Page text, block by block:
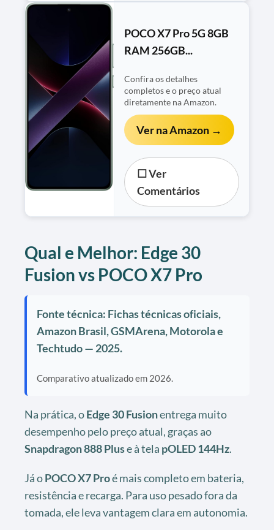
POCO X7 Pro 5G 8GB
RAM 256GB...
Confira os detalhes
completos e o preço atual
diretamente na Amazon.
Ver na Amazon →
☐ Ver
Comentários
Qual e Melhor: Edge 30
Fusion vs POCO X7 Pro
Fonte técnica: Fichas técnicas oficiais,
Amazon Brasil, GSMArena, Motorola e
Techtudo — 2025.
Comparativo atualizado em 2026.
Na prática, oEdge 30 Fusionentrega muito
desempenho pelo preço atual, graças ao
Snapdragon 888 Pluse à tela pOLED 144Hz.
Já oPOCO X7 Proé mais completo em bateria,
resistência e recarga. Para uso pesado fora da
tomada, ele leva vantagem clara em autonomia.